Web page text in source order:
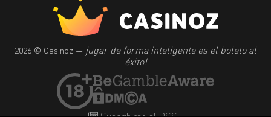
2026 © Casinoz — jugar de forma inteligente es el boleto al
éxito!